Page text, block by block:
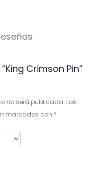
Crimson Pin”
no será publicada. Los
marcados con *